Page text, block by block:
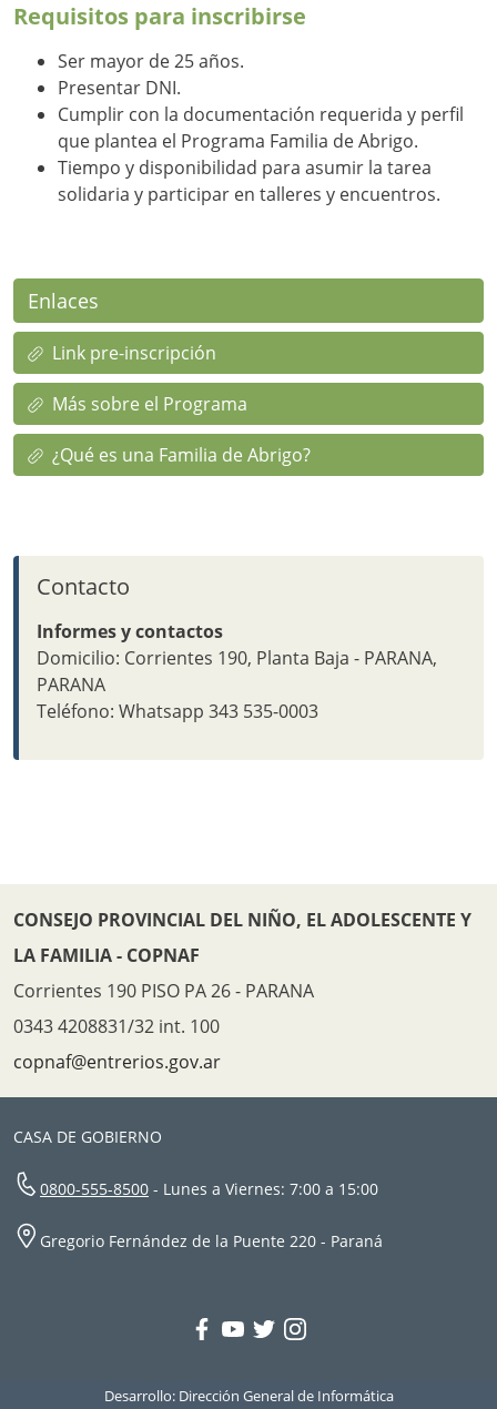
Requisitos para inscribirse
Ser mayor de 25 años.
Presentar DNI.
Cumplir con la documentación requerida y perfil
que plantea el Programa Familia de Abrigo.
Tiempo y disponibilidad para asumir la tarea
solidaria y participar en talleres y encuentros.
Enlaces
Link pre-inscripción
Más sobre el Programa
¿Qué es una Familia de Abrigo?
Contacto
Informes y contactos
Domicilio: Corrientes 190, Planta Baja - PARANA,
PARANA
Teléfono: Whatsapp 343 535-0003
CONSEJO PROVINCIAL DEL NIÑO, EL ADOLESCENTE Y
LA FAMILIA - COPNAF
Corrientes 190 PISO PA 26 - PARANA
0343 4208831/32 int. 100
copnaf@entrerios.gov.ar
CASA DE GOBIERNO
0800-555-8500 - Lunes a Viernes: 7:00 a 15:00
Gregorio Fernández de la Puente 220 - Paraná
Desarrollo: Dirección General de Informática